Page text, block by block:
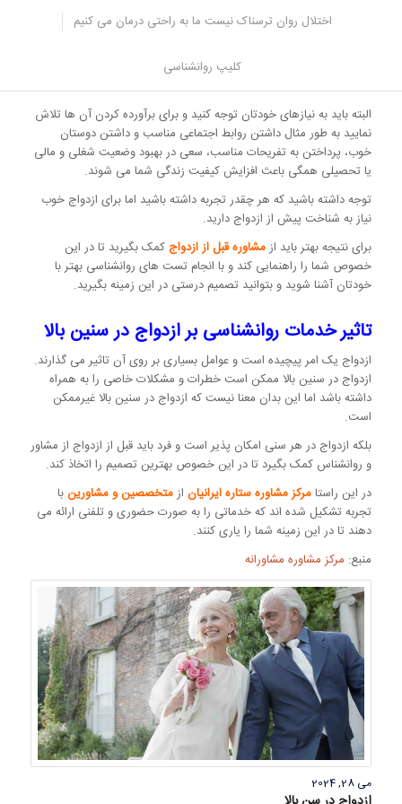
اختلال روان ترسناک نیست ما به راحتی درمان می کنیم
کلیپ روانشناسی
البته بودن در کنار یک همسر و شریک زندگی خوب باعث افزایش شادی و
خوشحال بودن با شریک زندگی احساس لذت بخشی را در شما ایجاد می
کند.
البته باید به نیازهای خودتان توجه کنید و برای برآورده کردن آن ها تلاش
نمایید به طور مثال داشتن روابط اجتماعی مناسب و داشتن دوستان
خوب، پرداختن به تفریحات مناسب، سعی در بهبود وضعیت شغلی و مالی
یا تحصیلی همگی باعث افزایش کیفیت زندگی شما می شوند.
توجه داشته باشید که هر چقدر تجربه داشته باشید اما برای ازدواج خوب
نیاز به شناخت پیش از ازدواج دارید.
برای نتیجه بهتر باید ازمشاوره قبل از ازدواجکمک بگیرید تا در این
خصوص شما را راهنمایی کند و با انجام تست های روانشناسی بهتر با
خودتان آشنا شوید و بتوانید تصمیم درستی در این زمینه بگیرید.
تاثیر خدمات روانشناسی بر ازدواج در سنین بالا
ازدواج یک امر پیچیده است و عوامل بسیاری بر روی آن تاثیر می گذارند.
ازدواج در سنین بالا ممکن است خطرات و مشکلات خاصی را به همراه
داشته باشد اما این بدان معنا نیست که ازدواج در سنین بالا غیرممکن
است.
بلکه ازدواج در هر سنی امکان پذیر است و فرد باید قبل از ازدواج از مشاور
و روانشناس کمک بگیرد تا در این خصوص بهترین تصمیم را اتخاذ کند.
در این راستامرکز مشاوره ستاره ایرانیان ازمتخصصین و مشاورینبا
تجربه تشکیل شده اند که خدماتی را به صورت حضوری و تلفنی ارائه می
دهند تا در این زمینه شما را یاری کنند.
منبع: مرکز مشاوره مشاورانه
می 28, 2024